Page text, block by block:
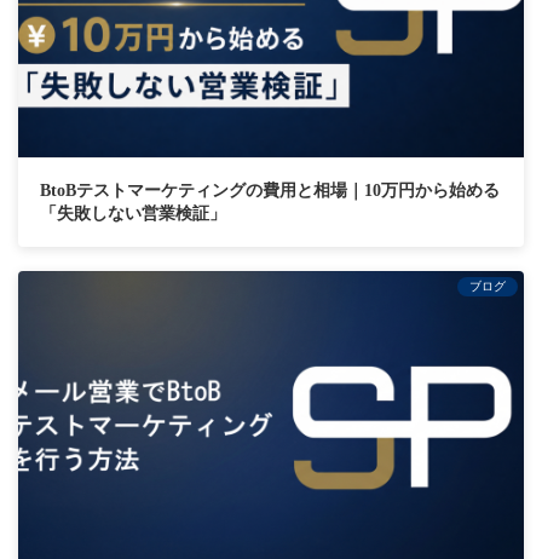
BtoBテストマーケティングの費用と相場｜10万円から始める
「失敗しない営業検証」
ブログ